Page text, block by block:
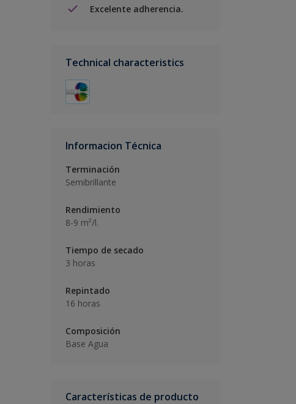
Excelente adherencia.
Technical characteristics
Informacion Técnica
Terminación
Semibrillante
Rendimiento
8-9 m²/l.
Tiempo de secado
3 horas
Repintado
16 horas
Composición
Base Agua
Características de producto